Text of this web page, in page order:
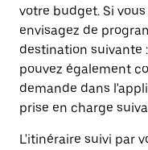
votre budget. Si
envisagez de
destination suivante
pouvez également
demande dans
prise en charge
L'itinéraire suivi par